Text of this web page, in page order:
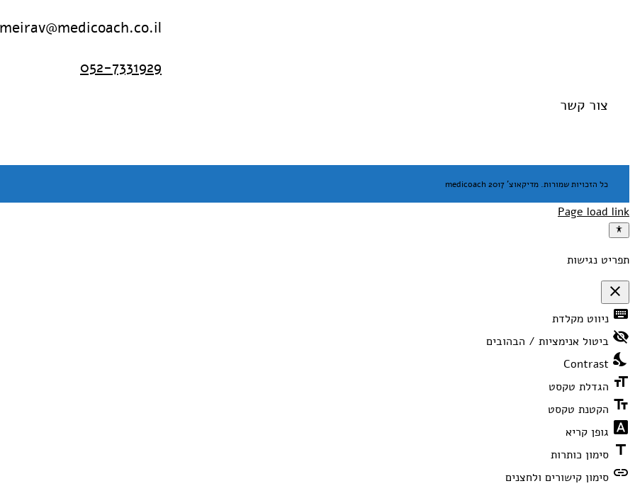
meirav@medicoach.co.il
052-7331929
צור קשר
כל הזכויות שמורות. מדיקאוצ' medicoach 2017
Page load link
תפריט נגישות
close
פתיחה
וסגירה
תפריט
keyboard ניווט מקלדת
visibility_off ביטול אנימציות / הבהובים
nights_stay
Contrast
format_size הגדלת טקסט
text_fields הקטנת טקסט
font_download גופן קריא
title סימון כותרות
link סימון קישורים ולחצנים